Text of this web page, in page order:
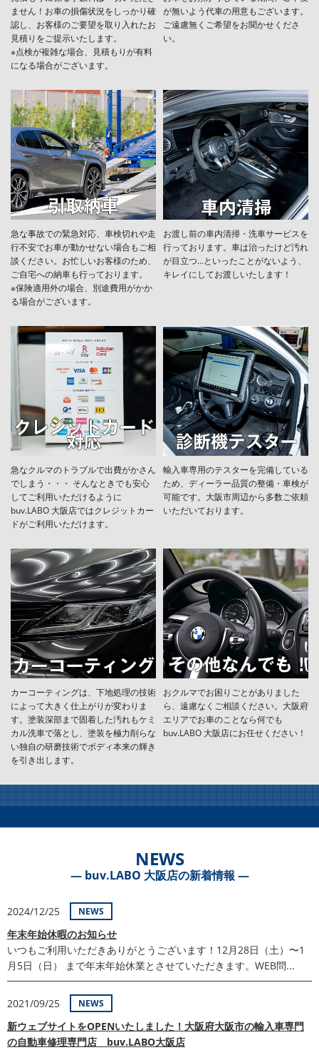
ません！お車の損傷状況をしっかり確
認し、お客様のご要望を取り入れたお
見積りをご提示いたします。
※点検が複雑な場合、見積もりが有料
になる場合がございます。
が無いよう代車の用意もございます。
ご遠慮無くご希望をお聞かせくださ
い。
急な事故での緊急対応、車検切れや走
行不安でお車が動かせない場合もご相
談ください。お忙しいお客様のため、
ご自宅への納車も行っております。
※保険適用外の場合、別途費用がかか
る場合がございます。
お渡し前の車内清掃・洗車サービスを
行っております。車は治ったけど汚れ
が目立つ...といったことがないよう、
キレイにしてお渡しいたします！
急なクルマのトラブルで出費がかさん
でしまう・・・ そんなときでも安心
してご利用いただけるように
buv.LABO 大阪店ではクレジットカー
ドがご利用いただけます。
輸入車専用のテスターを完備している
ため、ディーラー品質の整備・車検が
可能です。大阪市周辺から多数ご依頼
いただいております。
カーコーティングは、下地処理の技術
によって大きく仕上がりが変わりま
す。塗装深部まで固着した汚れもケミ
カル洗車で落とし、塗装を極力削らな
い独自の研磨技術でボディ本来の輝き
を引き出します。
おクルマでお困りごとがありました
ら、遠慮なくご相談ください。大阪府
エリアでお車のことなら何でも
buv.LABO 大阪店にお任せください！
NEWS
― buv.LABO 大阪店の新着情報 ―
2024/12/25 NEWS
年末年始休暇のお知らせ
いつもご利用いただきありがとうございます！12月28日（土）〜1
月5日（日） まで年末年始休業とさせていただきます。WEB問...
2021/09/25 NEWS
新ウェブサイトをOPENいたしました！大阪府大阪市の輸入車専門
の自動車修理専門店 buv.LABO大阪店